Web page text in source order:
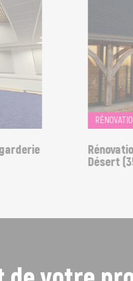
RÉNOVATION
Désert (35)